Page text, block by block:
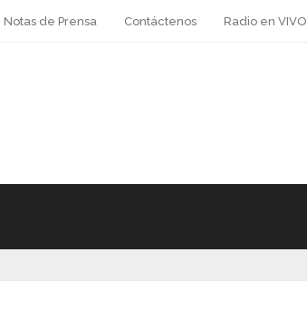
Notas de Prensa Contáctenos Radio en VIVO